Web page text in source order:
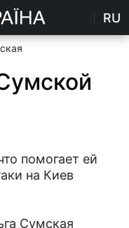
RU
помогает ей
на Киев
Сумская